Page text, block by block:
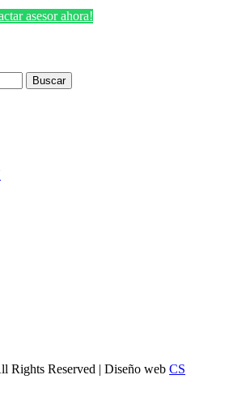
asesor ahora!
Buscar
Rights Reserved | Diseño web CS